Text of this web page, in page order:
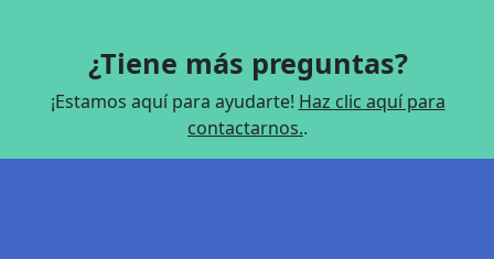
usar la PrEP, te permite proteger tu salud sexual y
mantener el control.
¿Tiene más preguntas?
¡Estamos aquí para ayudarte! Haz clic aquí para
contactarnos..